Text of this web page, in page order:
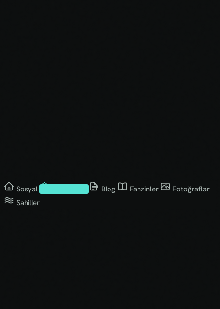
Sosyal Blog Fanzinler
Fotoğraflar
Sahiller